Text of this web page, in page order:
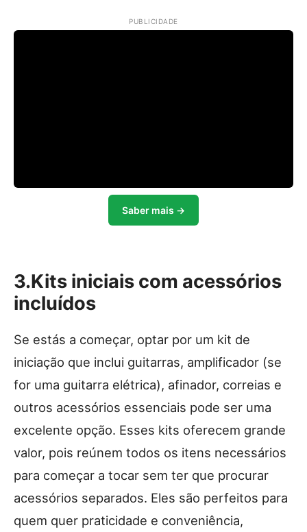
PUBLICIDADE
Saber mais →
3.Kits iniciais com acessórios
incluídos
Se estás a começar, optar por um kit de
iniciação que inclui guitarras, amplificador (se
for uma guitarra elétrica), afinador, correias e
outros acessórios essenciais pode ser uma
excelente opção. Esses kits oferecem grande
valor, pois reúnem todos os itens necessários
para começar a tocar sem ter que procurar
acessórios separados. Eles são perfeitos para
quem quer praticidade e conveniência,